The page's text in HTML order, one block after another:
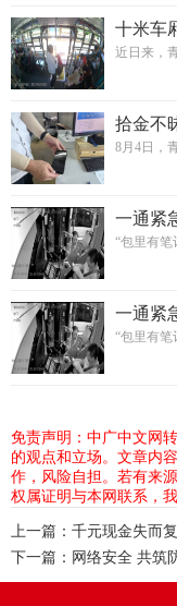
十米车
事接连
近日来，
拾金不
传递城
8月4日，
一通紧
“包里有
一通紧
“包里有
免责声明：中广中文网
的观点和立场。文章内
作，风险自担。若有来
权属证明与本网联系，
上一篇： 千元现金失而
下一篇： 网络安全 共筑